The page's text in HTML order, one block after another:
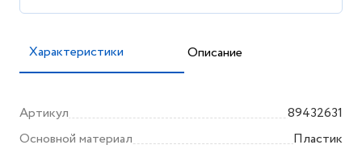
Характеристики Описание
Артикул
89432631
Основной материал
Пластик